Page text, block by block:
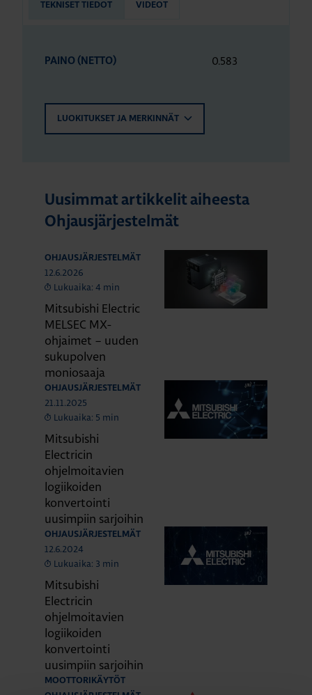
TEKNISET TIEDOT VIDEOT
PAINO (NETTO) 0.583
LUOKITUKSET JA MERKINNÄT
Uusimmat artikkelit aiheesta
Ohjausjärjestelmät
OHJAUSJÄRJESTELMÄT
12.6.2026
Lukuaika: 4 min
Mitsubishi Electric
MELSEC MX-
ohjaimet – uuden
sukupolven
moniosaaja
OHJAUSJÄRJESTELMÄT
21.11.2025
Lukuaika: 5 min
Mitsubishi
Electricin
ohjelmoitavien
logiikoiden
konvertointi
uusimpiin sarjoihin
OHJAUSJÄRJESTELMÄT
12.6.2024
Lukuaika: 3 min
Mitsubishi
Electricin
ohjelmoitavien
logiikoiden
konvertointi
uusimpiin sarjoihin
MOOTTORIKÄYTÖT